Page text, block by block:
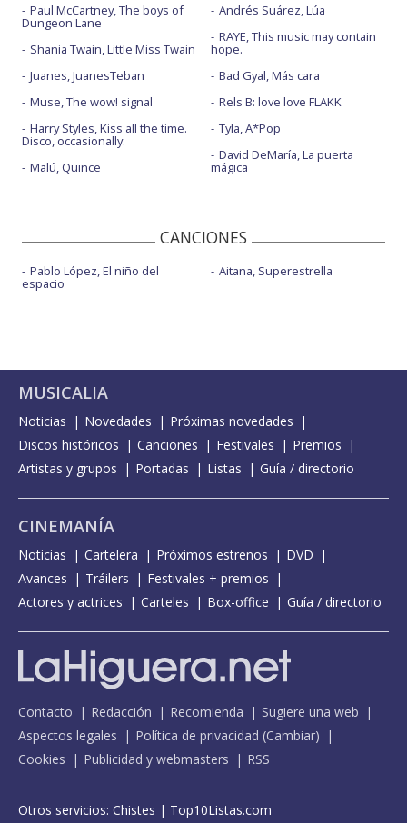
Paul McCartney, The boys of
Dungeon Lane
Shania Twain, Little Miss Twain
Juanes, JuanesTeban
Muse, The wow! signal
Harry Styles, Kiss all the time.
Disco, occasionally.
Malú, Quince
Andrés Suárez, Lúa
RAYE, This music may contain
hope.
Bad Gyal, Más cara
Rels B: love love FLAKK
Tyla, A*Pop
David DeMaría, La puerta
mágica
CANCIONES
Pablo López, El niño del
espacio
Aitana, Superestrella
MUSICALIA
Noticias Novedades
Próximas novedades
Discos históricos
Canciones Festivales
Premios
Artistas y grupos
Portadas Listas Guía / directorio
CINEMANÍA
Noticias Cartelera Próximos estrenos
DVD
Avances
Tráilers
Festivales + premios
Actores y actrices
Carteles Box-office Guía / directorio
Contacto Redacción Recomienda
Sugiere una web
Aspectos legales
Política de privacidad (Cambiar)
Cookies
Publicidad y webmasters RSS
Otros servicios: Chistes | Top10Listas.com